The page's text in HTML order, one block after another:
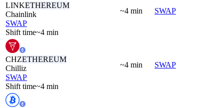
LINKETHEREUM
Chainlink
SWAP
Shift time~4 min
~4 min SWAP
CHZETHEREUM
Chilliz
SWAP
Shift time~4 min
~4 min SWAP